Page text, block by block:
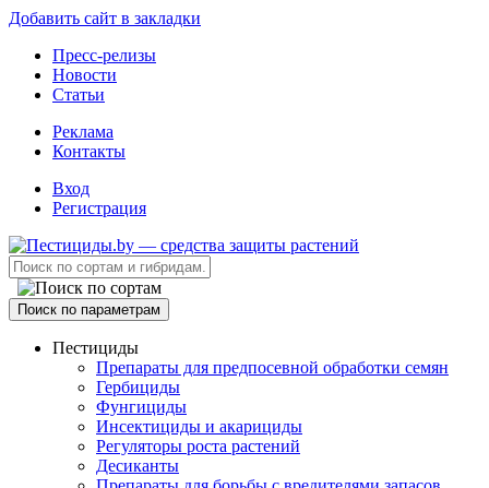
Добавить сайт в закладки
Пресс-релизы
Новости
Статьи
Реклама
Контакты
Вход
Регистрация
Поиск по параметрам
Пестициды
Препараты для предпосевной обработки семян
Гербициды
Фунгициды
Инсектициды и акарициды
Регуляторы роста растений
Десиканты